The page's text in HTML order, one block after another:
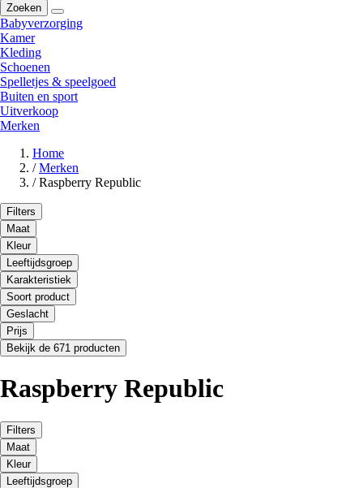
Zoeken
Babyverzorging
Kamer
Kleding
Schoenen
Spelletjes & speelgoed
Buiten en sport
Uitverkoop
Merken
Home
/ Merken
/ Raspberry Republic
Filters
Maat
Kleur
Leeftijdsgroep
Karakteristiek
Soort product
Geslacht
Prijs
Bekijk de 671 producten
Raspberry Republic
Filters
Maat
Kleur
Leeftijdsgroep